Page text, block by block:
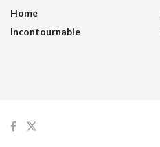
Home
Incontournable